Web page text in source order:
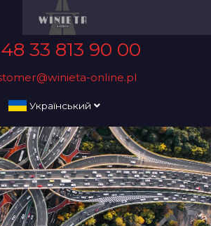
33 813 90 00
online.pl
Український